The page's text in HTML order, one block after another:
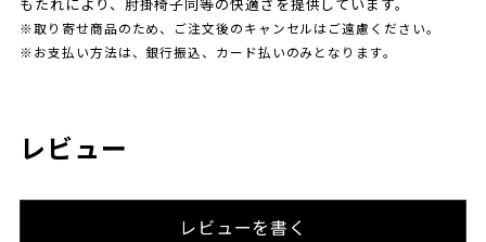
もたれにより、肘掛椅子同等の快適さを提供しています。
※取り寄せ商品のため、ご注文後のキャンセルはご遠慮ください。
※お支払い方法は、銀行振込、カード払いのみとなります。
レビュー
レビューを書く